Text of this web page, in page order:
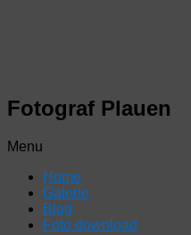
Fotograf Plauen
Menu
Home
Galerie
Blog
Foto download